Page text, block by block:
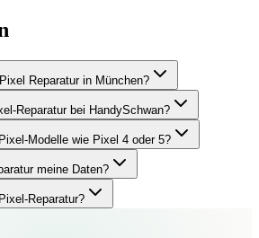
Reparatur in München?
Reparatur bei HandySchwan?
Modelle wie Pixel 4 oder 5?
meine Daten?
Reparatur?